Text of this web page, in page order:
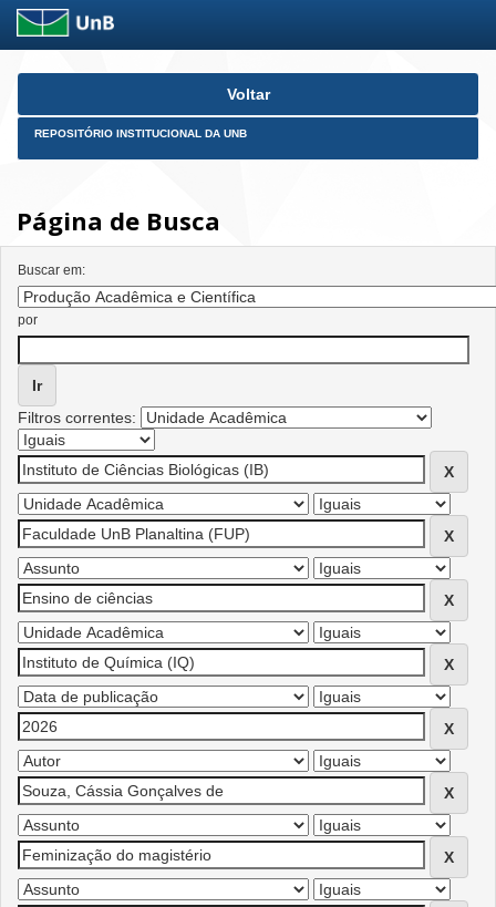
Skip
Voltar
REPOSITÓRIO INSTITUCIONAL DA UNB
Página de Busca
Buscar em:
por
Filtros correntes: